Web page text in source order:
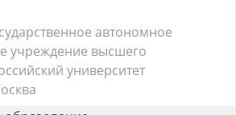
автономное
учреждение высшего
университет